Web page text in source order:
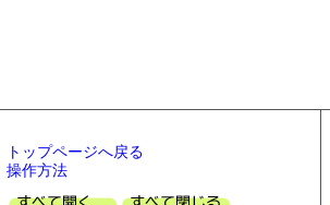
トップページへ戻る
操作方法